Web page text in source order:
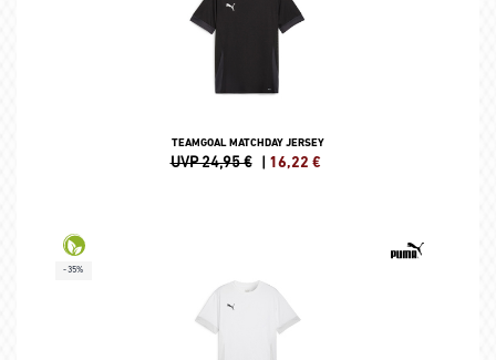
TEAMGOAL MATCHDAY JERSEY
UVP 24,95 € | 16,22 €
-35%